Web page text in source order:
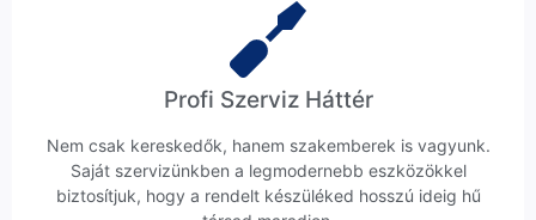
Profi Szerviz Háttér
Nem csak kereskedők, hanem szakemberek is vagyunk.
Saját szervizünkben a legmodernebb eszközökkel
biztosítjuk, hogy a rendelt készüléked hosszú ideig hű